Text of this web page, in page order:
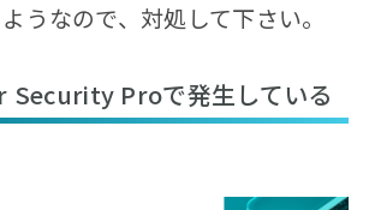
うなので、対処して下さい。
Security Proで発生している